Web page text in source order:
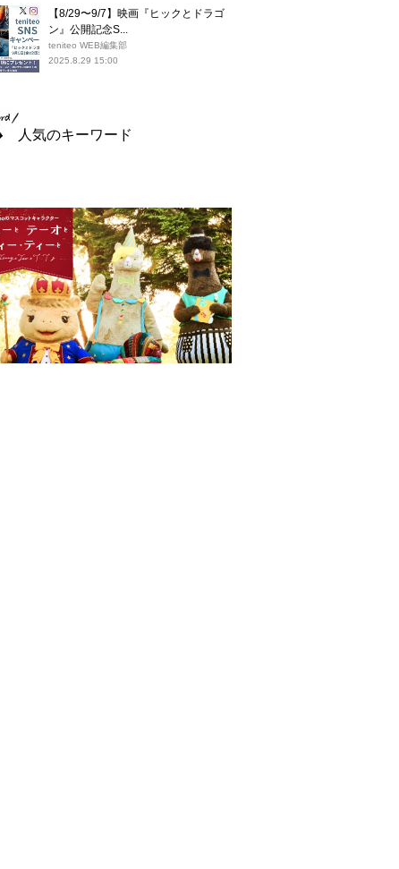
【8/29〜9/7】映画『ヒックとドラゴ
ン』公開記念S...
teniteo WEB編集部
2025.8.29 15:00
人気のキーワード